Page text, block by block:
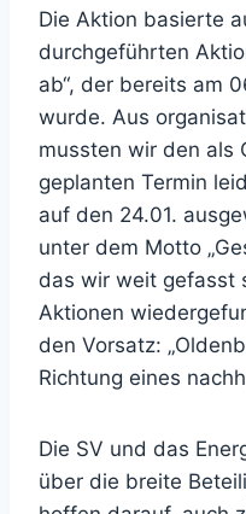
Die Aktion basierte
durchgeführten
ab“, der bereits am
wurde. Aus
mussten wir den als
geplanten Termin
auf den 24.01.
unter dem Motto
das wir weit gefasst
Aktionen
den Vorsatz:
Richtung eines
Die SV und das
über die breite